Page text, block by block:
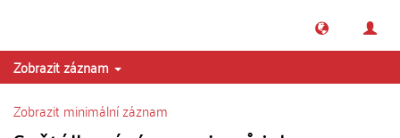
Zobrazit záznam
Zobrazit minimální záznam